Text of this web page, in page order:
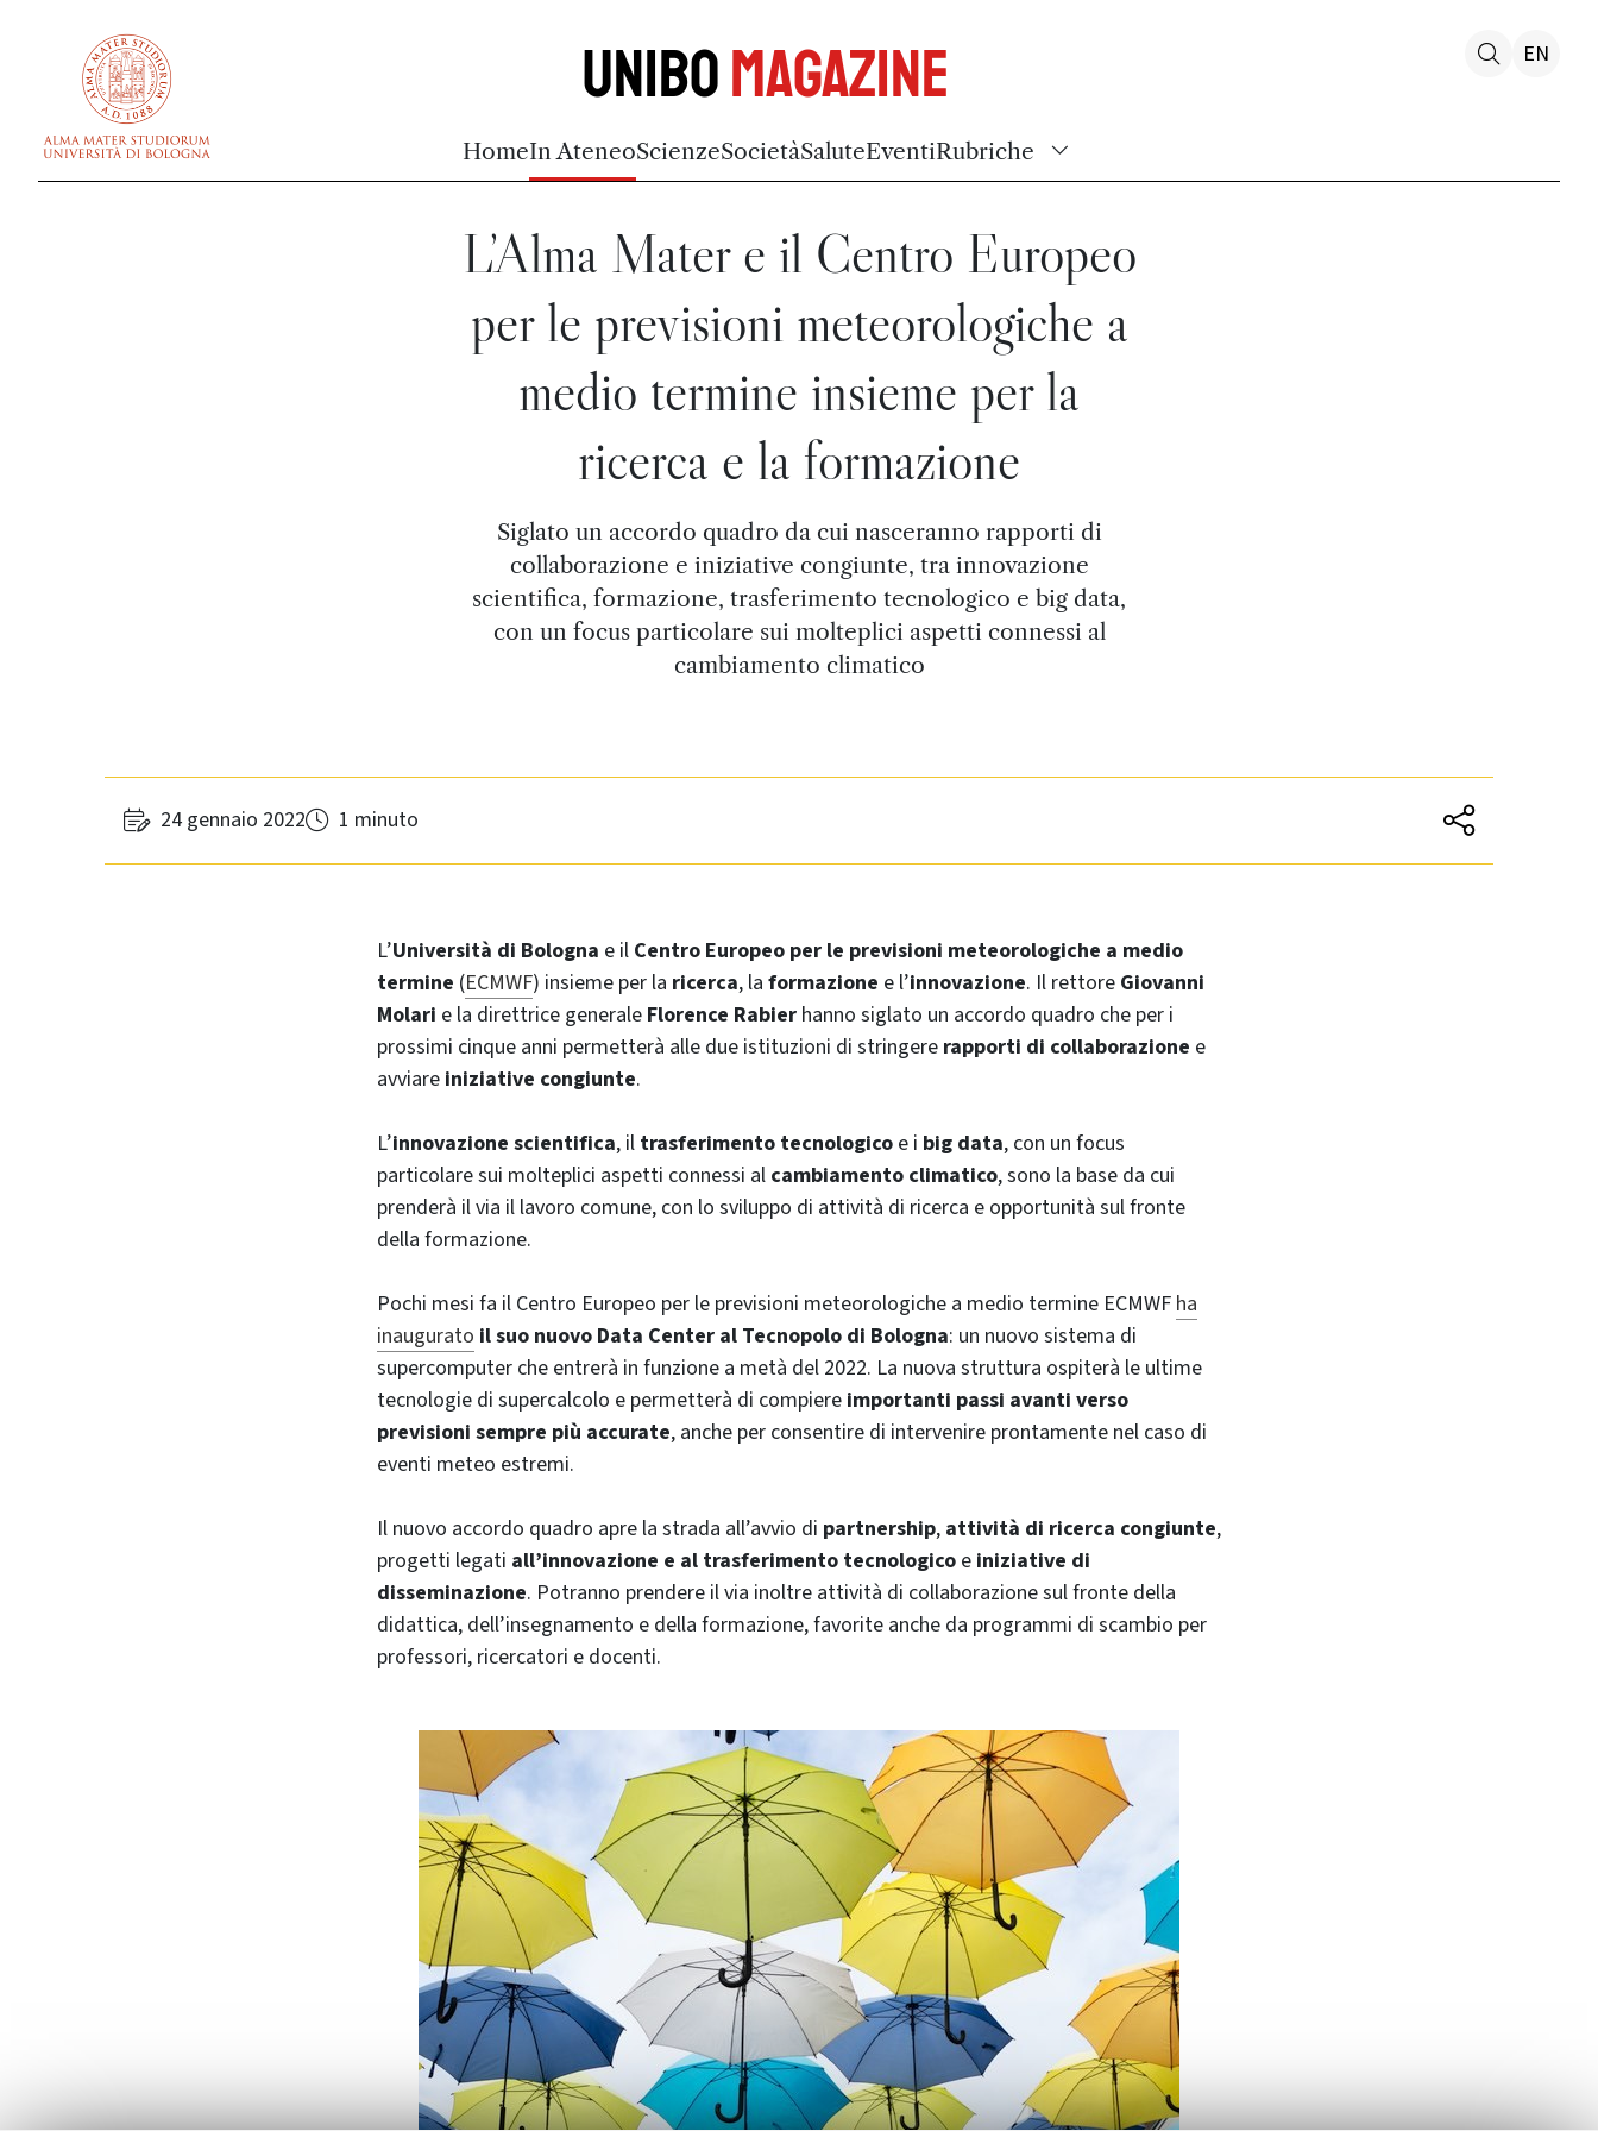
UniboMagazine
HomeIn AteneoScienzeSocietàSaluteEventiRubriche
EN
L’Alma Mater e il Centro Europeo
per le previsioni meteorologiche a
medio termine insieme per la
ricerca e la formazione
Siglato un accordo quadro da cui nasceranno rapporti di
collaborazione e iniziative congiunte, tra innovazione
scientifica, formazione, trasferimento tecnologico e big data,
con un focus particolare sui molteplici aspetti connessi al
cambiamento climatico
24 gennaio 2022 1 minuto
L’Università di Bologna e il Centro Europeo per le previsioni meteorologiche a medio
termine (ECMWF) insieme per la ricerca, la formazione e l’innovazione. Il rettore Giovanni
Molari e la direttrice generale Florence Rabier hanno siglato un accordo quadro che per i
prossimi cinque anni permetterà alle due istituzioni di stringere rapporti di collaborazione e
avviare iniziative congiunte.
L’innovazione scientifica, il trasferimento tecnologico e i big data, con un focus
particolare sui molteplici aspetti connessi al cambiamento climatico, sono la base da cui
prenderà il via il lavoro comune, con lo sviluppo di attività di ricerca e opportunità sul fronte
della formazione.
Pochi mesi fa il Centro Europeo per le previsioni meteorologiche a medio termine ECMWF ha
inaugurato il suo nuovo Data Center al Tecnopolo di Bologna: un nuovo sistema di
supercomputer che entrerà in funzione a metà del 2022. La nuova struttura ospiterà le ultime
tecnologie di supercalcolo e permetterà di compiere importanti passi avanti verso
previsioni sempre più accurate, anche per consentire di intervenire prontamente nel caso di
eventi meteo estremi.
Il nuovo accordo quadro apre la strada all’avvio di partnership, attività di ricerca congiunte,
progetti legati all’innovazione e al trasferimento tecnologico e iniziative di
disseminazione. Potranno prendere il via inoltre attività di collaborazione sul fronte della
didattica, dell’insegnamento e della formazione, favorite anche da programmi di scambio per
professori, ricercatori e docenti.